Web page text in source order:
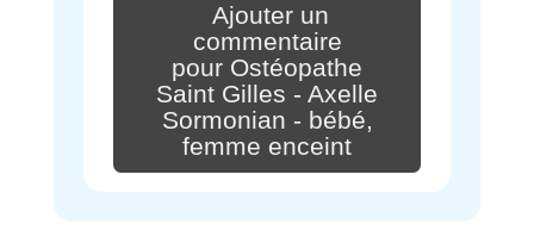
Ajouter un
commentaire
pour Ostéopathe
Saint Gilles - Axelle
Sormonian - bébé,
femme enceint